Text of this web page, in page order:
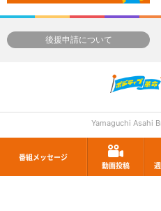
番組メッセージ
動画投稿
後援申請について
Yamaguchi Asahi